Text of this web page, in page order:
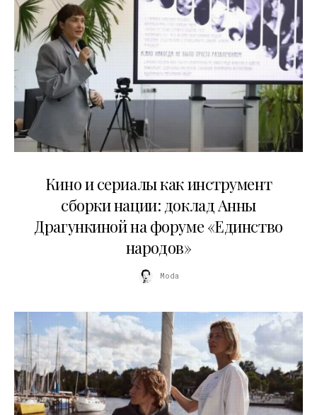
Кино и сериалы как инструмент
сборки нации: доклад Анны
Драгункиной на форуме «Единство
народов»
Moda